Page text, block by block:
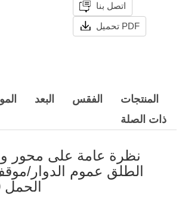
اتصل بنا
تحميل PDF
البعد الفقس
المنتجات
ذات الصلة
نظرة عامة على محور
الطلق عموم الدوار/
الحمل 60: 132 رطل